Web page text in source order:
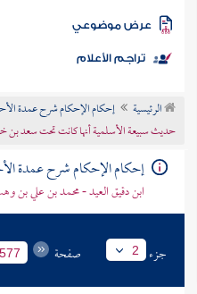
الكتب
موضوعي
تراجم الأعلام
الرئيسية إحكام الإحكام شرح عمدة
حديث سبيعة الأسلمية أنها كانت تحت سعد بن
إحكام الإحكام شرح عمدة
ابن دقيق العيد - محمد بن علي بن
جزء 2 صفحة 577